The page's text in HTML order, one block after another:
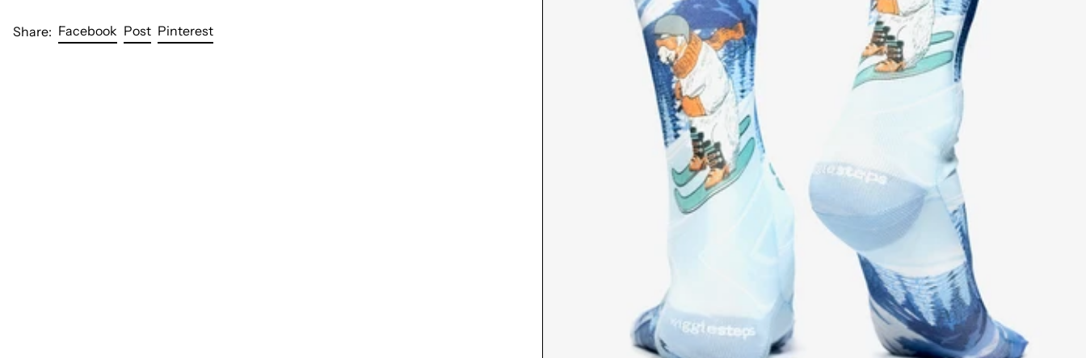
Share: Facebook Share on Facebook
PostPost on X
PinterestPin on Pinterest